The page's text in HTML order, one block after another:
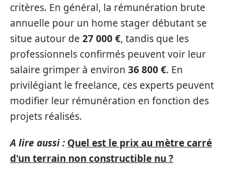
critères. En général, la rémunération brute
annuelle pour un home stager débutant se
situe autour de 27 000 €, tandis que les
professionnels confirmés peuvent voir leur
salaire grimper à environ 36 800 €. En
privilégiant le freelance, ces experts peuvent
modifier leur rémunération en fonction des
projets réalisés.
A lire aussi : Quel est le prix au mètre carré
d'un terrain non constructible nu ?